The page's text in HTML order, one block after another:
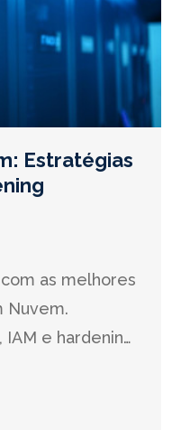
Estratégias
as melhores
Nuvem.
e hardening